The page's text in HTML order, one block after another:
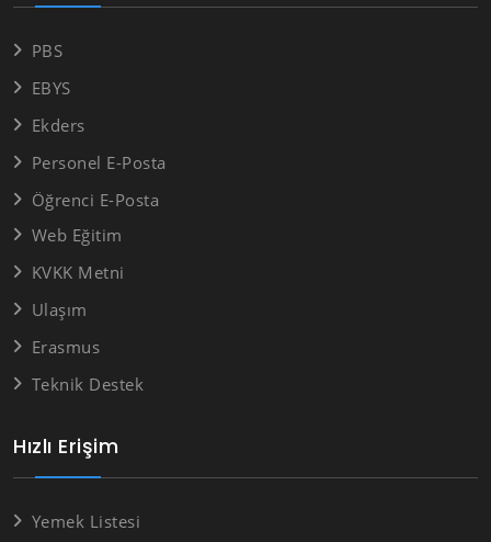
Hızlı Erişim
Yemek Listesi
PBS
EBYS
Ekders
Personel E-Posta
Öğrenci E-Posta
Web Eğitim
KVKK Metni
Ulaşım
Erasmus
Teknik Destek